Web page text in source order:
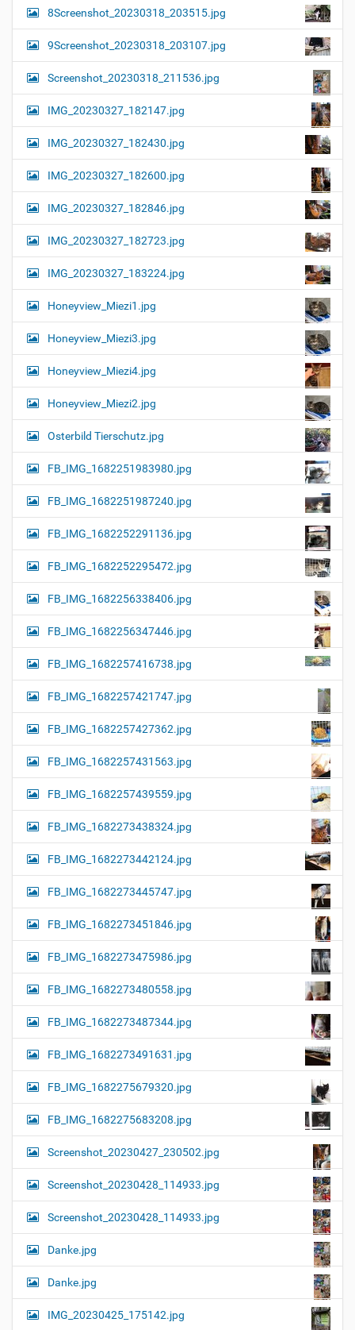
8Screenshot_20230318_203515.jpg
9Screenshot_20230318_203107.jpg
Screenshot_20230318_211536.jpg
IMG_20230327_182147.jpg
IMG_20230327_182430.jpg
IMG_20230327_182600.jpg
IMG_20230327_182846.jpg
IMG_20230327_182723.jpg
IMG_20230327_183224.jpg
Honeyview_Miezi1.jpg
Honeyview_Miezi3.jpg
Honeyview_Miezi4.jpg
Honeyview_Miezi2.jpg
Osterbild Tierschutz.jpg
FB_IMG_1682251983980.jpg
FB_IMG_1682251987240.jpg
FB_IMG_1682252291136.jpg
FB_IMG_1682252295472.jpg
FB_IMG_1682256338406.jpg
FB_IMG_1682256347446.jpg
FB_IMG_1682257416738.jpg
FB_IMG_1682257421747.jpg
FB_IMG_1682257427362.jpg
FB_IMG_1682257431563.jpg
FB_IMG_1682257439559.jpg
FB_IMG_1682273438324.jpg
FB_IMG_1682273442124.jpg
FB_IMG_1682273445747.jpg
FB_IMG_1682273451846.jpg
FB_IMG_1682273475986.jpg
FB_IMG_1682273480558.jpg
FB_IMG_1682273487344.jpg
FB_IMG_1682273491631.jpg
FB_IMG_1682275679320.jpg
FB_IMG_1682275683208.jpg
Screenshot_20230427_230502.jpg
Screenshot_20230428_114933.jpg
Screenshot_20230428_114933.jpg
Danke.jpg
Danke.jpg
IMG_20230425_175142.jpg